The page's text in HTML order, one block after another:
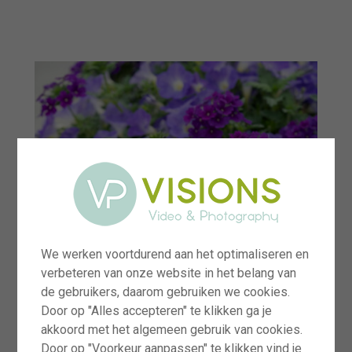
We werken voortdurend aan het optimaliseren en
verbeteren van onze website in het belang van
de gebruikers, daarom gebruiken we cookies.
Door op "Alles accepteren" te klikken ga je
akkoord met het algemeen gebruik van cookies.
Door op "Voorkeur aanpassen" te klikken vind je